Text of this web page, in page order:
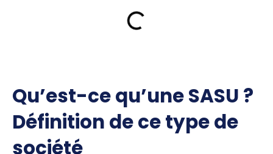
Qu’est-ce qu’une SASU ?
Définition de ce type de
société